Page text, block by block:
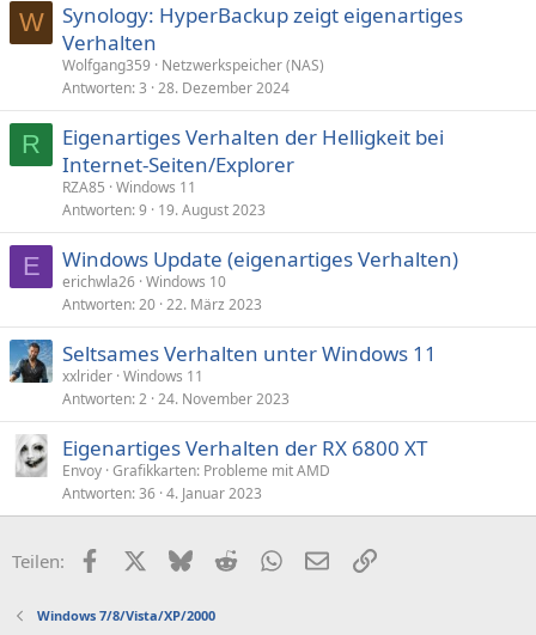
W
Synology: HyperBackup zeigt eigenartiges
Verhalten
Wolfgang359
Netzwerkspeicher (NAS)
Antworten 3 28. Dezember 2024
R
Eigenartiges Verhalten der Helligkeit bei
Internet-Seiten/Explorer
RZA85 Windows 11
Antworten 9 19. August 2023
E Windows Update (eigenartiges Verhalten)
erichwla26 Windows 10
Antworten 20 22. März 2023
Seltsames Verhalten unter Windows 11
xxlrider Windows 11
Antworten 2 24. November 2023
Eigenartiges Verhalten der RX 6800 XT
Envoy Grafikkarten: Probleme mit AMD
Antworten 36 4. Januar 2023
Teilen: FacebookX (Twitter)
BlueskyRedditWhatsApp
E-MailLink
Windows 7/8/Vista/XP/2000